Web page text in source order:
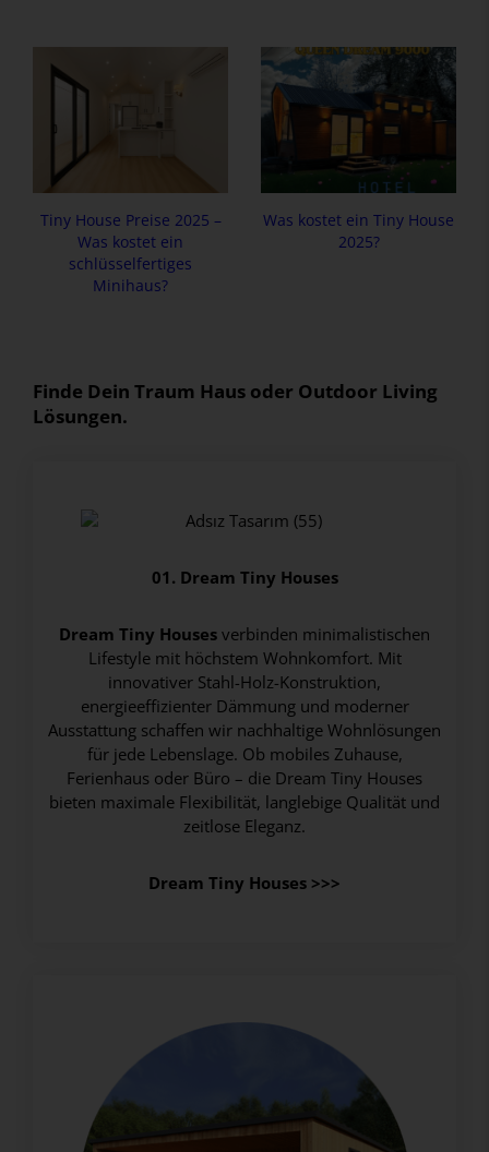
Tiny House Preise 2025 –
Was kostet ein
schlüsselfertiges
Minihaus?
Was kostet ein Tiny House
2025?
Finde Dein Traum Haus oder Outdoor Living
Lösungen.
01. Dream Tiny Houses
Dream Tiny Housesverbinden minimalistischen
Lifestyle mit höchstem Wohnkomfort. Mit
innovativer Stahl-Holz-Konstruktion,
energieeffizienter Dämmung und moderner
Ausstattung schaffen wir nachhaltige Wohnlösungen
für jede Lebenslage. Ob mobiles Zuhause,
Ferienhaus oder Büro – die Dream Tiny Houses
bieten maximale Flexibilität, langlebige Qualität und
zeitlose Eleganz.
Dream Tiny Houses >>>